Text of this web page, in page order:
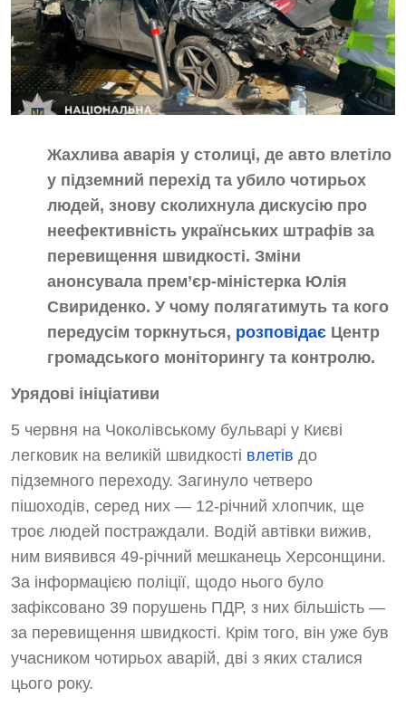
Жахлива аварія у столиці, де авто влетіло
у підземний перехід та убило чотирьох
людей, знову сколихнула дискусію про
неефективність українських штрафів за
перевищення швидкості. Зміни
анонсувала прем’єр-міністерка Юлія
Свириденко. У чому полягатимуть та кого
передусім торкнуться, розповідає Центр
громадського моніторингу та контролю.
Урядові ініціативи
5 червня на Чоколівському бульварі у Києві
легковик на великій швидкості влетів до
підземного переходу. Загинуло четверо
пішоходів, серед них — 12-річний хлопчик, ще
троє людей постраждали. Водій автівки вижив,
ним виявився 49-річний мешканець Херсонщини.
За інформацією поліції, щодо нього було
зафіксовано 39 порушень ПДР, з них більшість —
за перевищення швидкості. Крім того, він уже був
учасником чотирьох аварій, дві з яких сталися
цього року.